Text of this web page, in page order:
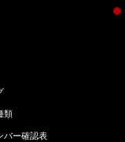
類
バー確認表